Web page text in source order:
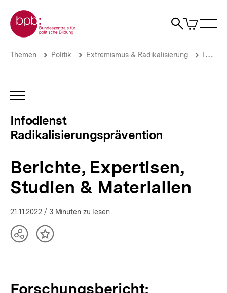
zum
Seiteninhalt
springen
Zur Startseite der bpb
Suche
Artikel
im
Berichte,
Materialien
Infodienst
Radikalisierungsprävention
Brotkrümelnavigation
Pfadnavigation
Themen Politik Extremismus & Radikalisierung
INHALTSNAVIGATION
Infodienst
Radikalisierungsprävention
Berichte, Expertisen,
Studien & Materialien
21.11.2022 / 3 Minuten zu lesen
TeilenInhalt
Forschungsbericht: